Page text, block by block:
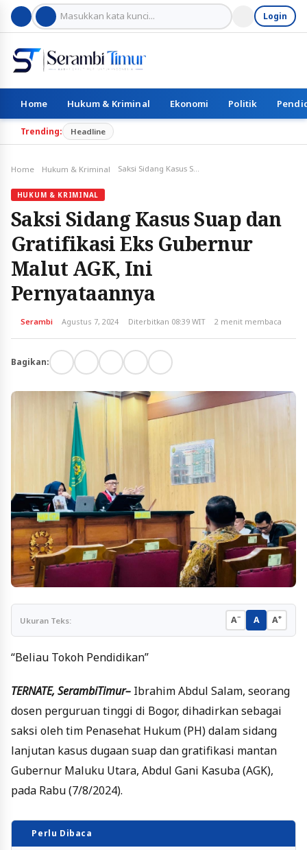
Login
Home Hukum & Kriminal Ekonomi Politik
Trending: Headline
Home Hukum & Kriminal Saksi Sidang Kasus Suap dan Gratifikasi Eks Gubernur Malut AGK, Ini Pernyataannya
HUKUM & KRIMINAL
Saksi Sidang Kasus Suap dan
Gratifikasi Eks Gubernur
Malut AGK, Ini
Pernyataannya
Serambi Agustus 7, 2024 Diterbitkan 08:39 WIT 2 menit membaca
Bagikan:
Ukuran Teks: A− A A+
“Beliau Tokoh Pendidikan”
TERNATE, SerambiTimur– Ibrahim Abdul Salam, seorang
dosen perguruan tinggi di Bogor, dihadirkan sebagai
saksi oleh tim Penasehat Hukum (PH) dalam sidang
lanjutan kasus dugaan suap dan gratifikasi mantan
Gubernur Maluku Utara, Abdul Gani Kasuba (AGK),
pada Rabu (7/8/2024).
Perlu Dibaca